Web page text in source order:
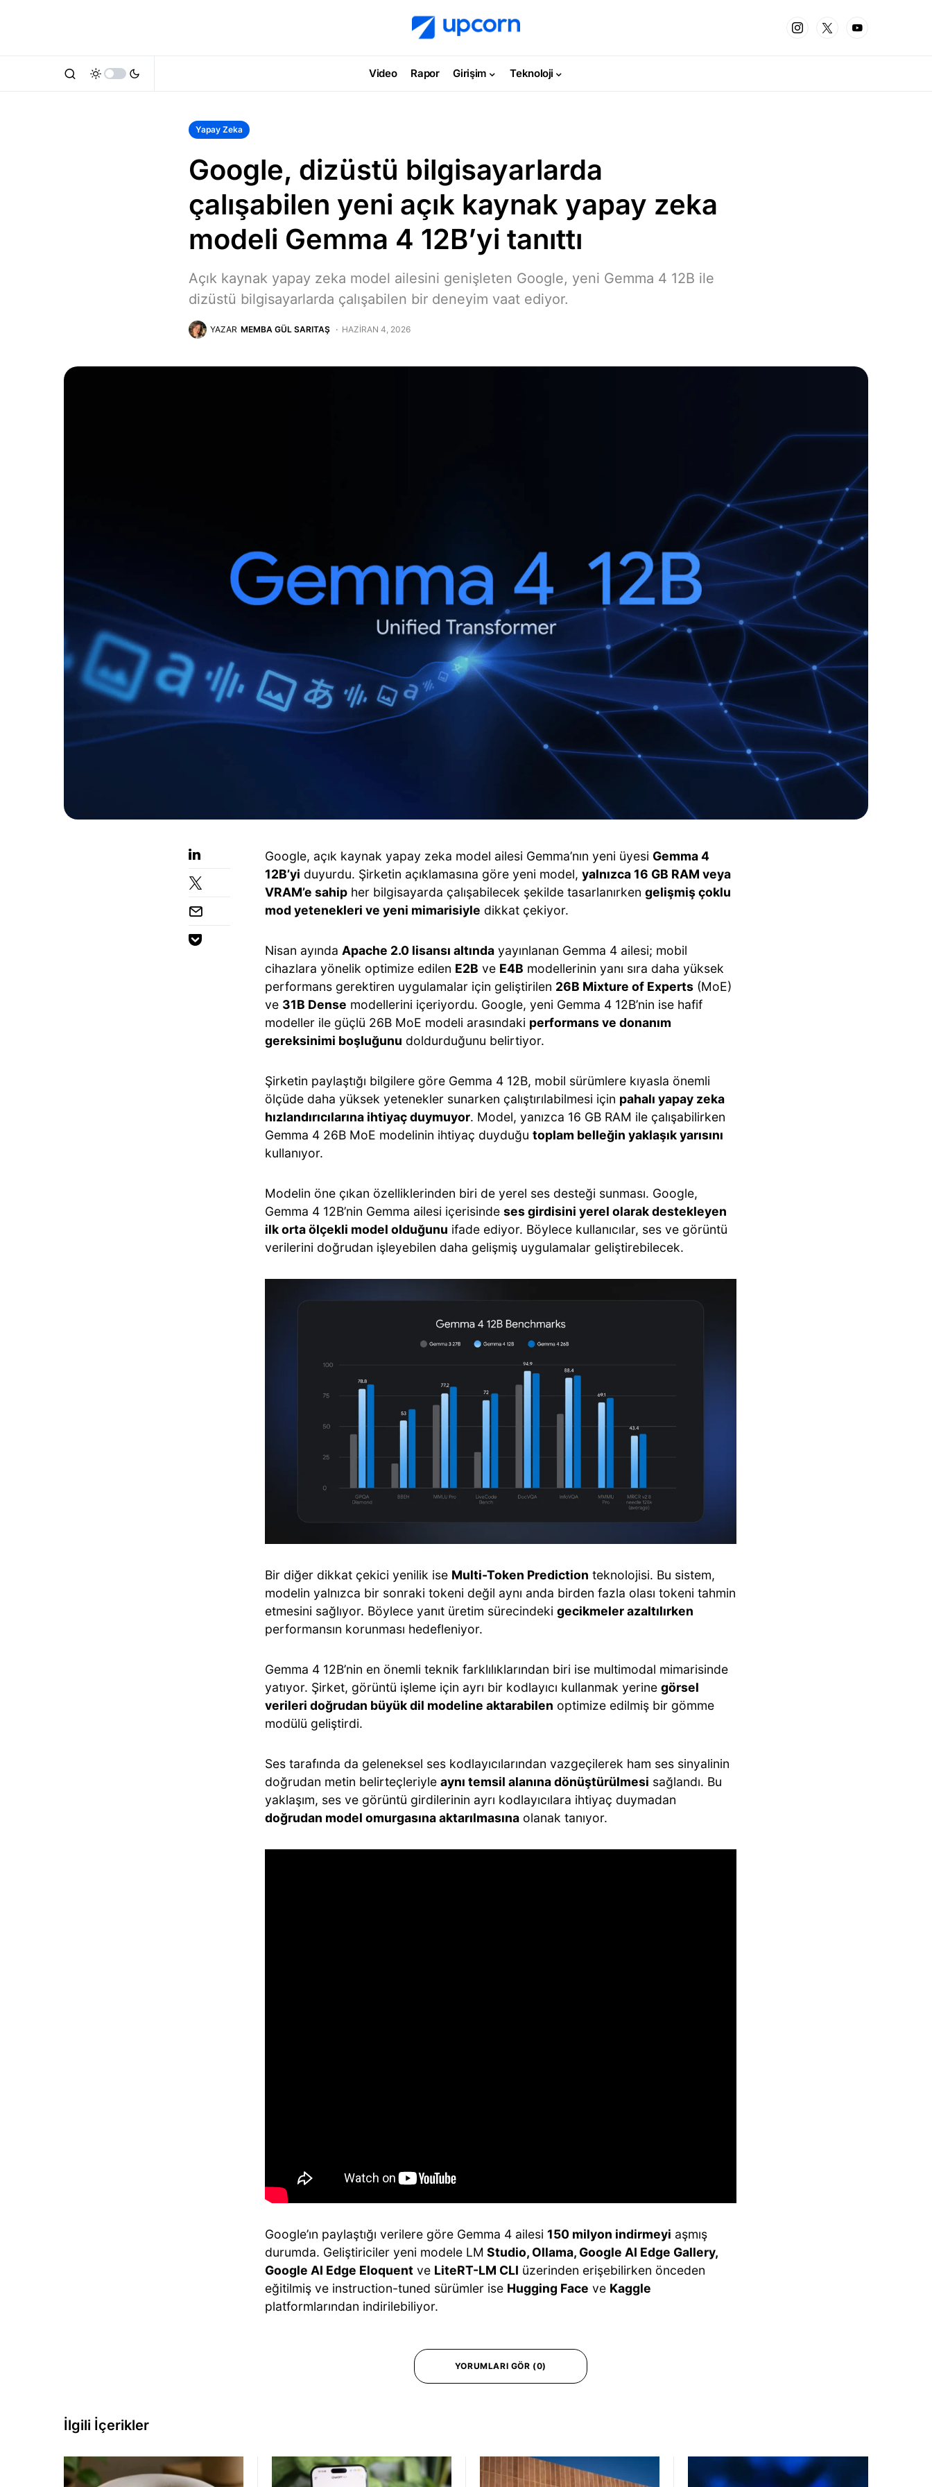
Video Rapor Girişim Teknoloji
Yapay Zeka
Google, dizüstü bilgisayarlarda
çalışabilen yeni açık kaynak yapay zeka
modeli Gemma 4 12B’yi tanıttı
Açık kaynak yapay zeka model ailesini genişleten Google, yeni Gemma 4 12B ile
dizüstü bilgisayarlarda çalışabilen bir deneyim vaat ediyor.
YAZAR MEMBA GÜL SARITAŞ HAZIRAN 4, 2026
Google, açık kaynak yapay zeka model ailesi Gemma’nın yeni üyesi Gemma 4
12B’yi duyurdu. Şirketin açıklamasına göre yeni model, yalnızca 16 GB RAM veya
VRAM’e sahip her bilgisayarda çalışabilecek şekilde tasarlanırken gelişmiş çoklu
mod yetenekleri ve yeni mimarisiyle dikkat çekiyor.
Nisan ayında Apache 2.0 lisansı altında yayınlanan Gemma 4 ailesi; mobil
cihazlara yönelik optimize edilen E2B ve E4B modellerinin yanı sıra daha yüksek
performans gerektiren uygulamalar için geliştirilen 26B Mixture of Experts (MoE)
ve 31B Dense modellerini içeriyordu. Google, yeni Gemma 4 12B’nin ise hafif
modeller ile güçlü 26B MoE modeli arasındaki performans ve donanım
gereksinimi boşluğunu doldurduğunu belirtiyor.
Şirketin paylaştığı bilgilere göre Gemma 4 12B, mobil sürümlere kıyasla önemli
ölçüde daha yüksek yetenekler sunarken çalıştırılabilmesi için pahalı yapay zeka
hızlandırıcılarına ihtiyaç duymuyor. Model, yanızca 16 GB RAM ile çalışabilirken
Gemma 4 26B MoE modelinin ihtiyaç duyduğu toplam belleğin yaklaşık yarısını
kullanıyor.
Modelin öne çıkan özelliklerinden biri de yerel ses desteği sunması. Google,
Gemma 4 12B’nin Gemma ailesi içerisinde ses girdisini yerel olarak destekleyen
ilk orta ölçekli model olduğunu ifade ediyor. Böylece kullanıcılar, ses ve görüntü
verilerini doğrudan işleyebilen daha gelişmiş uygulamalar geliştirebilecek.
Bir diğer dikkat çekici yenilik ise Multi-Token Prediction teknolojisi. Bu sistem,
modelin yalnızca bir sonraki tokeni değil aynı anda birden fazla olası tokeni tahmin
etmesini sağlıyor. Böylece yanıt üretim sürecindeki gecikmeler azaltılırken
performansın korunması hedefleniyor.
Gemma 4 12B’nin en önemli teknik farklılıklarından biri ise multimodal mimarisinde
yatıyor. Şirket, görüntü işleme için ayrı bir kodlayıcı kullanmak yerine görsel
verileri doğrudan büyük dil modeline aktarabilen optimize edilmiş bir gömme
modülü geliştirdi.
Ses tarafında da geleneksel ses kodlayıcılarından vazgeçilerek ham ses sinyalinin
doğrudan metin belirteçleriyle aynı temsil alanına dönüştürülmesi sağlandı. Bu
yaklaşım, ses ve görüntü girdilerinin ayrı kodlayıcılara ihtiyaç duymadan
doğrudan model omurgasına aktarılmasına olanak tanıyor.
Google’ın paylaştığı verilere göre Gemma 4 ailesi 150 milyon indirmeyi aşmış
durumda. Geliştiriciler yeni modele LM Studio, Ollama, Google AI Edge Gallery,
Google AI Edge Eloquent ve LiteRT-LM CLI üzerinden erişebilirken önceden
eğitilmiş ve instruction-tuned sürümler ise Hugging Face ve Kaggle
platformlarından indirilebiliyor.
YORUMLARI GÖR (0)
İlgili İçerikler